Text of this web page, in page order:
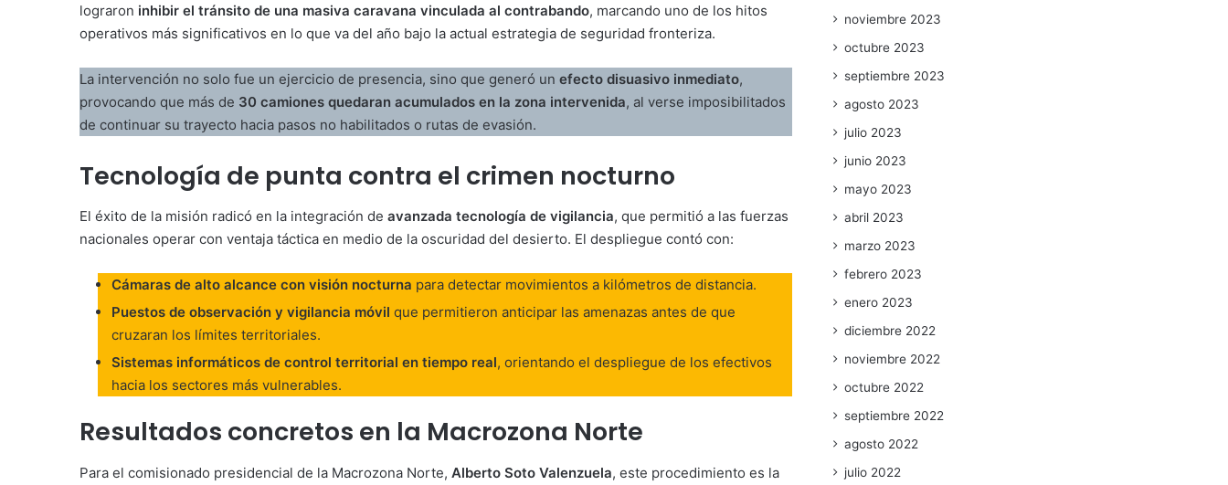
lograron inhibir el tránsito de una masiva caravana vinculada al contrabando, marcando uno de los hitos
operativos más significativos en lo que va del año bajo la actual estrategia de seguridad fronteriza.
La intervención no solo fue un ejercicio de presencia, sino que generó un efecto disuasivo inmediato,
provocando que más de 30 camiones quedaran acumulados en la zona intervenida, al verse imposibilitados
de continuar su trayecto hacia pasos no habilitados o rutas de evasión.
Tecnología de punta contra el crimen nocturno
El éxito de la misión radicó en la integración de avanzada tecnología de vigilancia, que permitió a las fuerzas
nacionales operar con ventaja táctica en medio de la oscuridad del desierto. El despliegue contó con:
Cámaras de alto alcance con visión nocturna para detectar movimientos a kilómetros de distancia.
Puestos de observación y vigilancia móvil que permitieron anticipar las amenazas antes de que
cruzaran los límites territoriales.
Sistemas informáticos de control territorial en tiempo real, orientando el despliegue de los efectivos
hacia los sectores más vulnerables.
Resultados concretos en la Macrozona Norte
Para el comisionado presidencial de la Macrozona Norte, Alberto Soto Valenzuela, este procedimiento es la
noviembre 2023
octubre 2023
septiembre 2023
agosto 2023
julio 2023
junio 2023
mayo 2023
abril 2023
marzo 2023
febrero 2023
enero 2023
diciembre 2022
noviembre 2022
octubre 2022
septiembre 2022
agosto 2022
julio 2022